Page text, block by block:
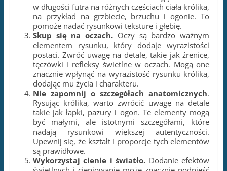
nadają rysunkowi większej autentyczności.
Upewnij się, że kształt i proporcje tych elementów
są prawidłowe.
Wykorzystaj cienie i światło.Dodanie efektów
świetlnych i cieniowanie może znacznie podnieść
poziom detali rysunku. Zwróć uwagę na naturalne
źródła światła i cienie, takie jak słońce czy
sztuczne oświetlenie. Starannie zaznaczaj te
obszary na rysunku, aby nadać mu
trójwymiarowość i głębię.
Przećwicz. Rysowanie detali wymaga czasu i
praktyki. Nie spiesz się i nie zniechęcaj się, jeśli
Twój pierwszy rysunek królika nie wydaje się
idealny. Kontynuuj ćwiczenia, eksperymentuj z
różnymi technikami i stylami, a z czasem
zauważysz, że Twoje umiejętności w dodawaniu
detali do rysunków królików będą się rozwijać.